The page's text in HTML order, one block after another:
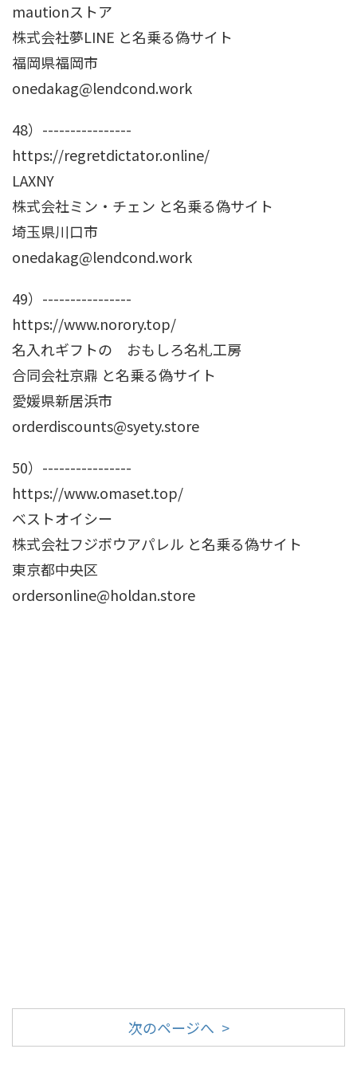
mautionストア
株式会社夢LINE と名乗る偽サイト
福岡県福岡市
onedakag@lendcond.work
48）----------------
https://regretdictator.online/
LAXNY
株式会社ミン・チェン と名乗る偽サイト
埼玉県川口市
onedakag@lendcond.work
49）----------------
https://www.norory.top/
名入れギフトの おもしろ名札工房
合同会社京鼎 と名乗る偽サイト
愛媛県新居浜市
orderdiscounts@syety.store
50）----------------
https://www.omaset.top/
ベストオイシー
株式会社フジボウアパレル と名乗る偽サイト
東京都中央区
ordersonline@holdan.store
次のページへ >